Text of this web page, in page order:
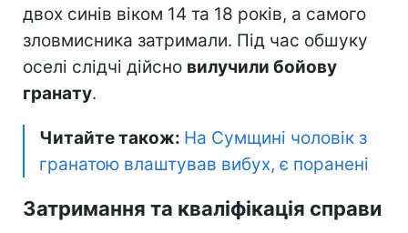
двох синів віком 14 та 18 років, а самого
зловмисника затримали. Під час обшуку
оселі слідчі дійсно вилучили бойову
гранату.
Читайте також: На Сумщині чоловік з
гранатою влаштував вибух, є поранені
Затримання та кваліфікація справи